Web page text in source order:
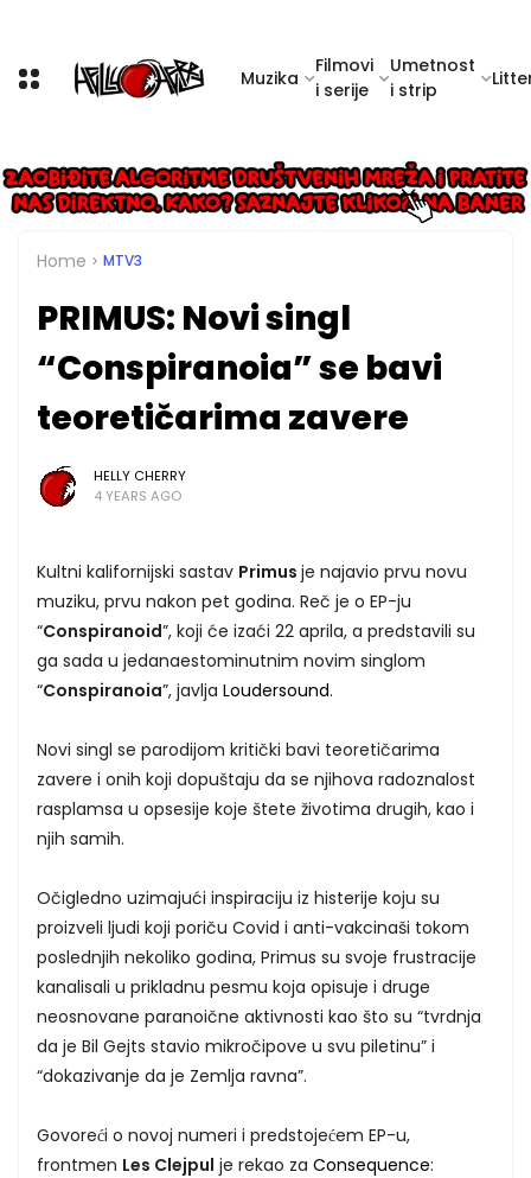
Muzika
Filmovi
i serije
Umetnost
i strip
Home MTV3
PRIMUS: Novi singl
“Conspiranoia” se bavi
teoretičarima zavere
HELLY CHERRY
4 YEARS AGO
Kultni kalifornijski sastav Primus je najavio prvu novu
muziku, prvu nakon pet godina. Reč je o EP-ju
“Conspiranoid”, koji će izaći 22 aprila, a predstavili su
ga sada u jedanaestominutnim novim singlom
“Conspiranoia”, javlja Loudersound.
Novi singl se parodijom kritički bavi teoretičarima
zavere i onih koji dopuštaju da se njihova radoznalost
rasplamsa u opsesije koje štete životima drugih, kao i
njih samih.
Očigledno uzimajući inspiraciju iz histerije koju su
proizveli ljudi koji poriču Covid i anti-vakcinaši tokom
poslednjih nekoliko godina, Primus su svoje frustracije
kanalisali u prikladnu pesmu koja opisuje i druge
neosnovane paranoične aktivnosti kao što su “tvrdnja
da je Bil Gejts stavio mikročipove u svu piletinu” i
“dokazivanje da je Zemlja ravna”.
Govoreći o novoj numeri i predstojećem EP-u,
frontmen Les Clejpul je rekao za Consequence: